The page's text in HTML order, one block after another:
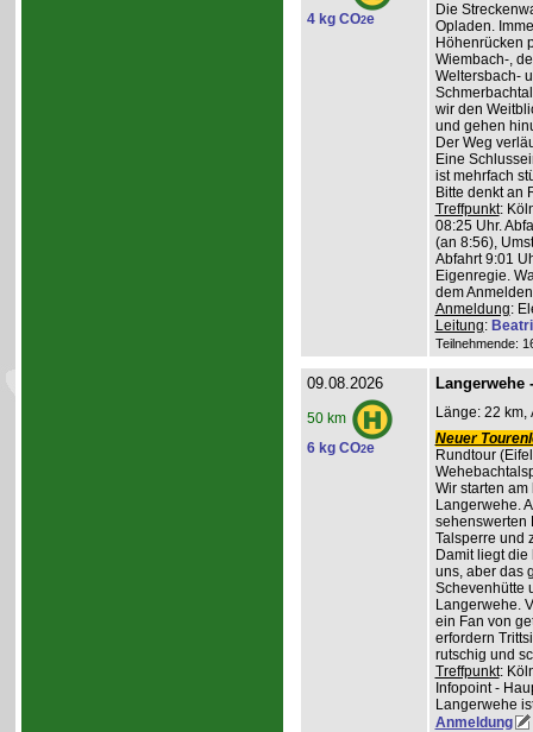
4 kg CO2e
Die
Opladen.
Höhenrücken
Wiembach-,
Weltersbach-
wir den
und gehen
Der Weg
Eine
ist mehrfach
Bitte denkt an
Treffpunkt:
08:25 Uhr.
(an 8:56),
Abfahrt 9:01
Eigenregie.
dem Anmelden
Anmeldung:
Leitung:
Teilnehmende:
09.08.2026
50 km
6 kg CO2e
Langerwehe
Länge: 22 km,
Neuer
Rundtour
Wir starten
Langerwehe.
sehenswerten
Talsperre und
Damit liegt
uns, aber das
Schevenhütte
Langerwehe.
ein Fan von
erfordern
rutschig und
Treffpunkt:
Infopoint -
Langerwehe
Anmeldung